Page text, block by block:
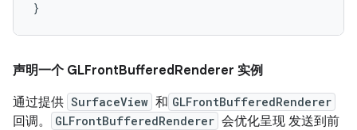
声明一个 GLFrontBuffered Renderer 实例
通过提供 SurfaceView 和 GLFrontBufferedRenderer
回调。 GLFrontBufferedRenderer 会优化呈现 发送到前